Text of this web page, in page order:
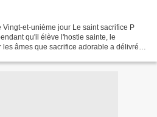
et-unième jour Le saint sacrifice P
qu'il élève l'hostie sainte, le
âmes que sacrifice adorable a délivrées